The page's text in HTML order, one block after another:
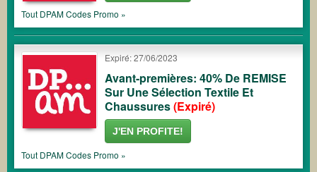
Tout DPAMCodes Promo »
Expiré: 27/06/2023
Avant-premières: 40% De REMISE
Sur Une Sélection Textile Et
Chaussures(Expiré)
J'EN PROFITE!
Tout DPAMCodes Promo »